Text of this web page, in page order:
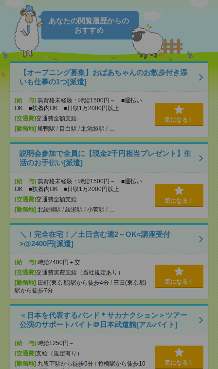
あなたの閲覧履歴からの
おすすめ
【オープニング募集】おばあちゃんのお散歩付き添
いも仕事の1つ[派遣]
[給 与] 無資格未経験：時給1500円～ ■週払い
OK ■扶養内OK ■日収1万2000円以上
[交通費]交通費全額支給
[勤務地] 巣鴨駅 / 目白駅 / 北池袋駅 / …
気になる！
説明会参加で全員に【現金2千円相当プレゼント】生
活のお手伝い[派遣]
[給 与] 無資格未経験：時給1500円～ ■週払い
OK ■扶養内OK ■日収1万2000円以上
[交通費]交通費全額支給
[勤務地] 北綾瀬駅 / 綾瀬駅 / 小菅駅 / …
気になる！
＼！完全在宅！／土日含む週2～OK<講座受付
>@2400円[派遣]
[給 与] 時給2400円＋交
[交通費]交通費実費支給（当社規定あり）
[勤務地] 田町(東京都)駅から徒歩4分 / 三田(東京都)
駅から徒歩7分
気になる！
＜日本を代表するバンド＊サカナクション＞ツアー
公演のサポートバイト＠日本武道館[アルバイト]
[給 与] 時給1250円～
[交通費]支給（規定有り）
[勤務地] 九段下駅から徒歩5分 / 竹橋駅から徒歩10
気になる！